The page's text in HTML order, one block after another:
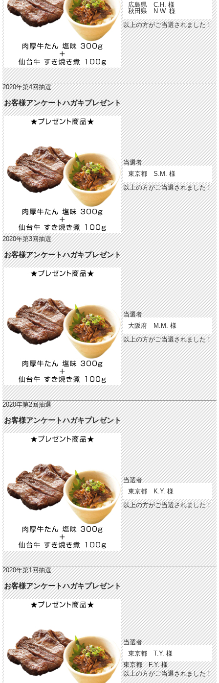
広島県 C.H. 様
秋田県 N.W. 様
以上の方がご当選されました！
2020年第4回抽選
お客様アンケートハガキプレゼント
当選者
東京都 S.M. 様
以上の方がご当選されました！
2020年第3回抽選
お客様アンケートハガキプレゼント
当選者
大阪府 M.M. 様
以上の方がご当選されました！
2020年第2回抽選
お客様アンケートハガキプレゼント
当選者
東京都 K.Y. 様
以上の方がご当選されました！
2020年第1回抽選
お客様アンケートハガキプレゼント
当選者
東京都 T.Y. 様
東京都 F.Y. 様
以上の方がご当選されました！